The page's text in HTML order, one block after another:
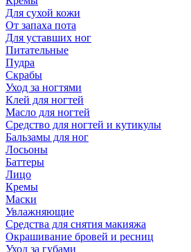
Для сухой кожи
От запаха пота
Для уставших ног
Питательные
Пудра
Скрабы
Уход за ногтями
Клей для ногтей
Масло для ногтей
Средство для ногтей и кутикулы
Бальзамы для ног
Лосьоны
Баттеры
Лицо
Кремы
Маски
Увлажняющие
Средства для снятия макияжа
Окрашивание бровей и ресниц
Уход за губами